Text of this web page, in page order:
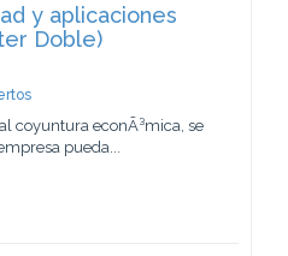
y aplicaciones
Doble)
coyuntura econÃ³mica, se
pueda...